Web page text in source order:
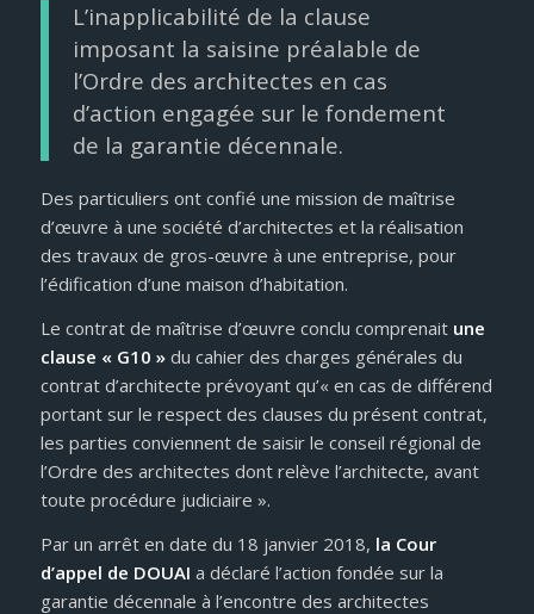
L’inapplicabilité de la clause
imposant la saisine préalable de
l’Ordre des architectes en cas
d’action engagée sur le fondement
de la garantie décennale.
Des particuliers ont confié une mission de maîtrise
d’œuvre à une société d’architectes et la réalisation
des travaux de gros-œuvre à une entreprise, pour
l’édification d’une maison d’habitation.
Le contrat de maîtrise d’œuvre conclu comprenait une
clause « G10 »du cahier des charges générales du
contrat d’architecte prévoyant qu’« en cas de différend
portant sur le respect des clauses du présent contrat,
les parties conviennent de saisir le conseil régional de
l’Ordre des architectes dont relève l’architecte, avant
toute procédure judiciaire ».
Par un arrêt en date du 18 janvier 2018, la Cour
d’appel de DOUAI a déclaré l’action fondée sur la
garantie décennale à l’encontre des architectes